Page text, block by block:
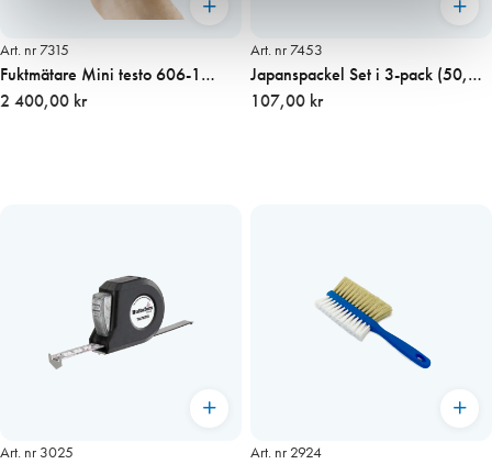
Art. nr 7315
Fuktmätare Mini testo 606-1
Pocket Line
2 400,00 kr
Art. nr 7453
Japanspackel Set i 3-pack (50,
75, 100mm)
107,00 kr
Art. nr 3025 Art. nr 2924